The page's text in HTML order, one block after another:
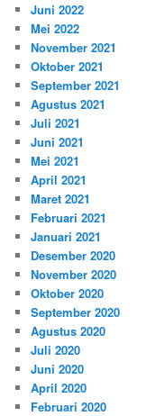
Juni 2022
Mei 2022
November 2021
Oktober 2021
September 2021
Agustus 2021
Juli 2021
Juni 2021
Mei 2021
April 2021
Maret 2021
Februari 2021
Januari 2021
Desember 2020
November 2020
Oktober 2020
September 2020
Agustus 2020
Juli 2020
Juni 2020
April 2020
Februari 2020